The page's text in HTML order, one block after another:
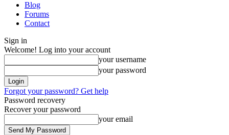
Blog
Forums
Contact
Sign in
Welcome! Log into your account
your username
your password
Forgot your password? Get help
Password recovery
Recover your password
your email